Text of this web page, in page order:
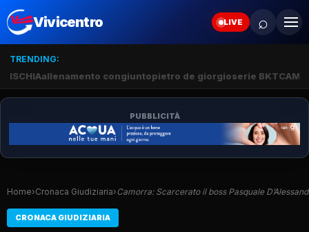
Vivicentro LIVE ⌕
TRENDING:
ISCHIAallenamento congiuntopietro de giorgioserie BKT
PUBBLICITÀ
Home›Cronaca Giudiziaria›Camorra: Scarcerato il boss Pasquale
CRONACA GIUDIZIARIA